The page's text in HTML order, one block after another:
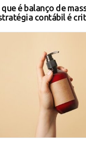
que é balanço de
contábil é